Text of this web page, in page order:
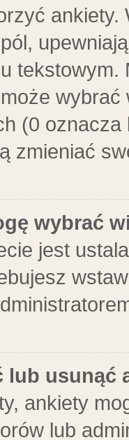
ankiety.
(0
zmieniać
wybrać
jest
lub usunąć
ankiety
lub